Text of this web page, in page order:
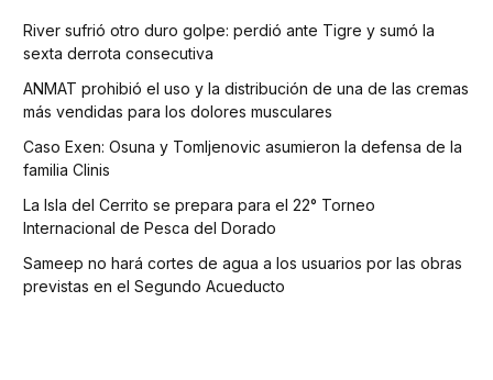
River sufrió otro duro golpe: perdió ante Tigre y sumó la
sexta derrota consecutiva
ANMAT prohibió el uso y la distribución de una de las cremas
más vendidas para los dolores musculares
Caso Exen: Osuna y Tomljenovic asumieron la defensa de la
familia Clinis
La Isla del Cerrito se prepara para el 22° Torneo
Internacional de Pesca del Dorado
Sameep no hará cortes de agua a los usuarios por las obras
previstas en el Segundo Acueducto